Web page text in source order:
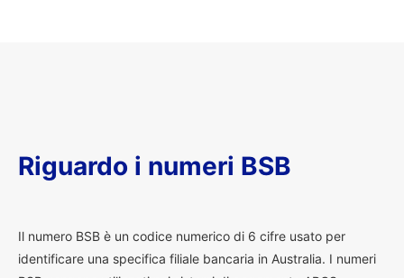
Riguardo i numeri BSB
Il numero BSB è un codice numerico di 6 cifre usato per
identificare una specifica filiale bancaria in Australia. I numeri